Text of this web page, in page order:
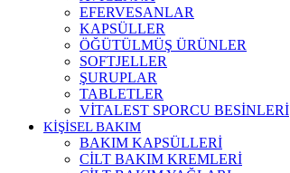
EFERVESANLAR
KAPSÜLLER
ÖĞÜTÜLMÜŞ ÜRÜNLER
SOFTJELLER
ŞURUPLAR
TABLETLER
VİTALEST SPORCU BESİNLERİ
KİŞİSEL BAKIM
BAKIM KAPSÜLLERİ
CİLT BAKIM KREMLERİ